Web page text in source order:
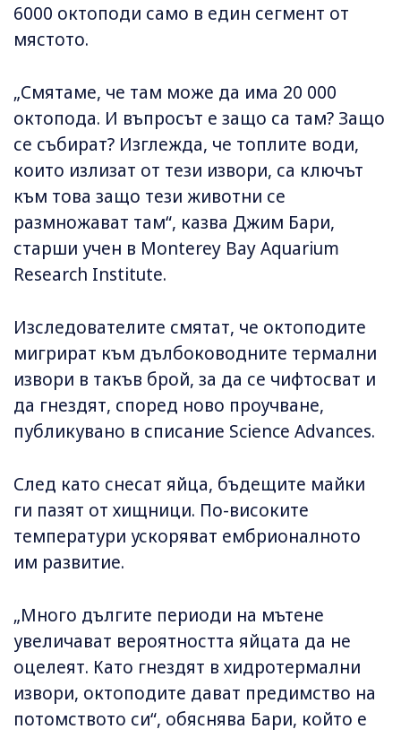
6000 октоподи само в един сегмент от
мястото.
„Смятаме, че там може да има 20 000
октопода. И въпросът е защо са там? Защо
се събират? Изглежда, че топлите води,
които излизат от тези извори, са ключът
към това защо тези животни се
размножават там“, казва Джим Бари,
старши учен в Monterey Bay Aquarium
Research Institute.
Изследователите смятат, че октоподите
мигрират към дълбоководните термални
извори в такъв брой, за да се чифтосват и
да гнездят, според ново проучване,
публикувано в списание Science Advances.
След като снесат яйца, бъдещите майки
ги пазят от хищници. По-високите
температури ускоряват ембрионалното
им развитие.
„Много дългите периоди на мътене
увеличават вероятността яйцата да не
оцелеят. Като гнездят в хидротермални
извори, октоподите дават предимство на
потомството си“, обяснява Бари, който е